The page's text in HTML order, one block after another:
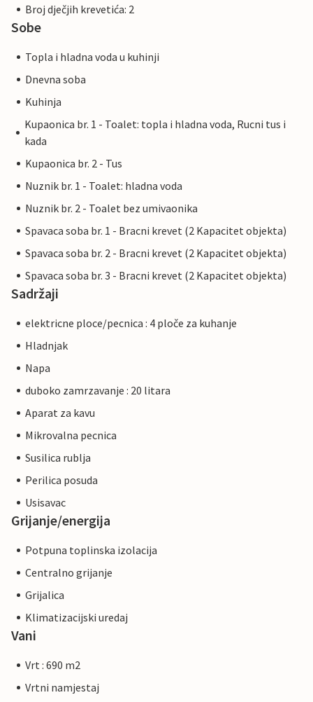
Broj dječjih krevetića: 2
Sobe
Topla i hladna voda u kuhinji
Dnevna soba
Kuhinja
Kupaonica br. 1 - Toalet: topla i hladna voda, Rucni tus i
kada
Kupaonica br. 2 - Tus
Nuznik br. 1 - Toalet: hladna voda
Nuznik br. 2 - Toalet bez umivaonika
Spavaca soba br. 1 - Bracni krevet (2 Kapacitet objekta)
Spavaca soba br. 2 - Bracni krevet (2 Kapacitet objekta)
Spavaca soba br. 3 - Bracni krevet (2 Kapacitet objekta)
Sadržaji
elektricne ploce/pecnica : 4 ploče za kuhanje
Hladnjak
Napa
duboko zamrzavanje : 20 litara
Aparat za kavu
Mikrovalna pecnica
Susilica rublja
Perilica posuda
Usisavac
Grijanje/energija
Potpuna toplinska izolacija
Centralno grijanje
Grijalica
Klimatizacijski uredaj
Vani
Vrt : 690 m2
Vrtni namjestaj